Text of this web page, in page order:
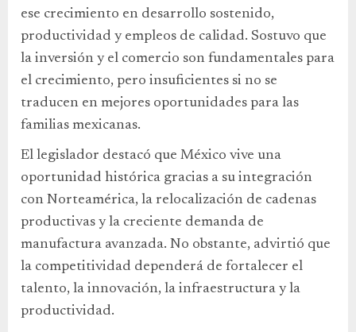
ese crecimiento en desarrollo sostenido,
productividad y empleos de calidad. Sostuvo que
la inversión y el comercio son fundamentales para
el crecimiento, pero insuficientes si no se
traducen en mejores oportunidades para las
familias mexicanas.
El legislador destacó que México vive una
oportunidad histórica gracias a su integración
con Norteamérica, la relocalización de cadenas
productivas y la creciente demanda de
manufactura avanzada. No obstante, advirtió que
la competitividad dependerá de fortalecer el
talento, la innovación, la infraestructura y la
productividad.